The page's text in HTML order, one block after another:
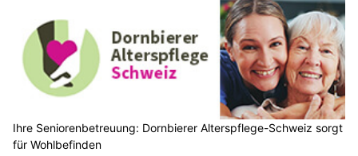
Ihre Seniorenbetreuung: Dornbierer Alterspflege-Schweiz sorgt
für Wohlbefinden